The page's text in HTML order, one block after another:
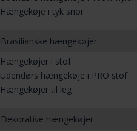
Hængekøje i tyk snor
Brasilianske hængekøjer
Hængekøjer i stof
Udendørs hængekøje i PRO stof
Hængekøjer til leg
Dekorative hængekøjer